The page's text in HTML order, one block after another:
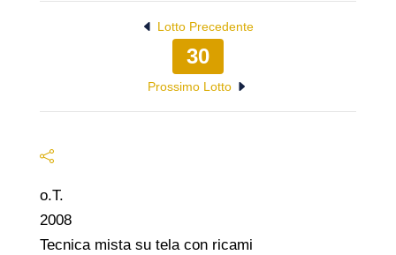
Lotto Precedente
30
Prossimo Lotto
o.T.
2008
Tecnica mista su tela con ricami